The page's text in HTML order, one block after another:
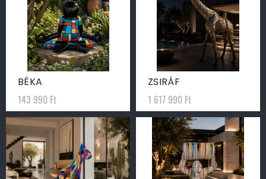
BÉKA
143 990 Ft
ZSIRÁF
1 617 990 Ft